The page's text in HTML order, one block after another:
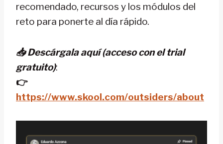
recomendado, recursos y los módulos del
reto para ponerte al día rápido.
📥 Descárgala aquí (acceso con el trial
gratuito):
👉
https://www.skool.com/outsiders/about